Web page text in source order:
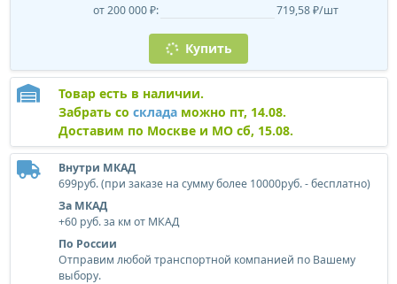
от 200 000 ₽:
719,58 ₽/шт
Купить
Товар есть в наличии.
Забрать со складаможно пт, 14.08.
Доставим по Москве и МО сб, 15.08.
Внутри МКАД
699руб. (при заказе на сумму более 10000руб. - бесплатно)
За МКАД
+60 руб. за км от МКАД
По России
Отправим любой транспортной компанией по Вашему
выбору.